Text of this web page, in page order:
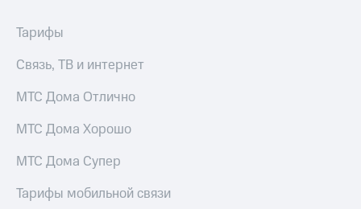
капитал
и
Рынок
Описание
Программа
Тарифы
Связь, ТВ и интернет
МТС Дома Отлично
МТС Дома Хорошо
МТС Дома Супер
Тарифы мобильной связи